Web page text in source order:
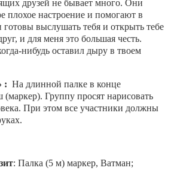
друзей не бывает много. Они
плохое настроение и помогают в
выслушать тебя и открыть тебе
и для меня это большая честь.
нибудь оставил дыру в твоем
: На длинной палке в конце
Группу просят нарисовать
При этом все участники должны
: Палка (5 м) маркер, Ватман;